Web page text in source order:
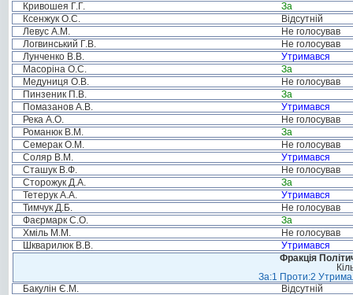
Кривошея Г.Г.
За
Ксенжук О.С.
Відсутній
Левус А.М.
Не голосував
Логвинський Г.В.
Не голосував
Лунченко В.В.
Утримався
Масоріна О.С.
За
Медуниця О.В.
Не голосував
Пинзеник П.В.
За
Помазанов А.В.
Утримався
Река А.О.
Не голосував
Романюк В.М.
За
Семерак О.М.
Не голосував
Соляр В.М.
Утримався
Сташук В.Ф.
Не голосував
Сторожук Д.А.
За
Тетерук А.А.
Утримався
Тимчук Д.Б.
Не голосував
Фаєрмарк С.О.
За
Хміль М.М.
Не голосував
Шкварилюк В.В.
Утримався
Фракція
За:1 Проти:2
Бакулін Є.М.
Відсутній